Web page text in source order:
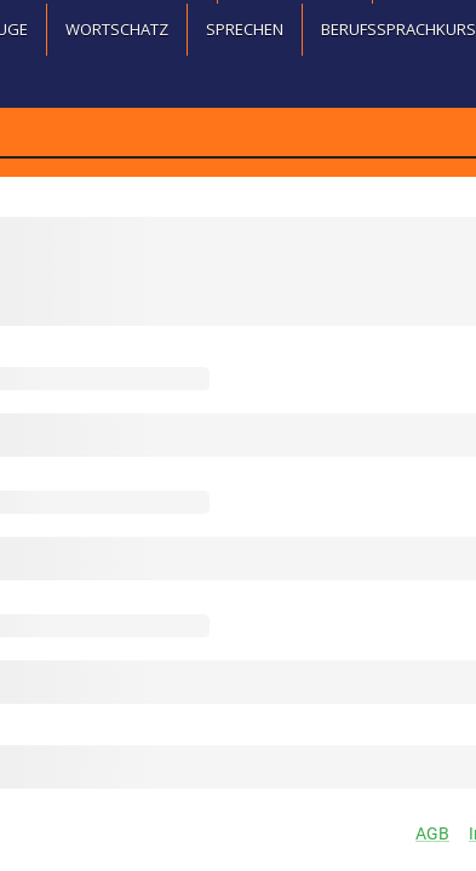
WORTSCHATZ SPRECHEN BERUFSSPRACHKURS